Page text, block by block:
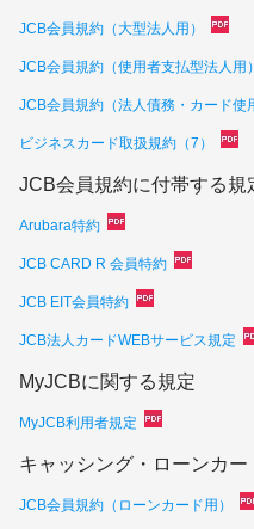
JCB会員規約（大型法人用）
JCB会員規約（使用者支払型法人用）
JCB会員規約（法人債務・カード使
ビジネスカード取扱規約（7）
JCB会員規約に付帯する規
Arubara特約
JCB CARD R 会員特約
JCB EIT会員特約
JCB法人カードWEBサービス規定
MyJCBに関する規定
MyJCB利用者規定
キャッシング・ローンカー
JCB会員規約（ローンカード用）